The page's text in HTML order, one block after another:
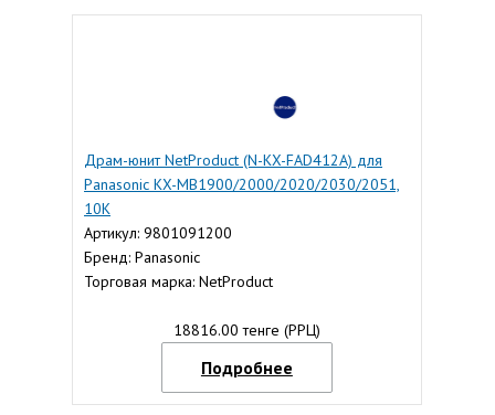
Драм-юнит NetProduct (N-KX-FAD412A) для
Panasonic KX-MB1900/2000/2020/2030/2051,
10K
Артикул: 9801091200
Бренд: Panasonic
Торговая марка: NetProduct
18816.00 тенге (РРЦ)
Подробнее